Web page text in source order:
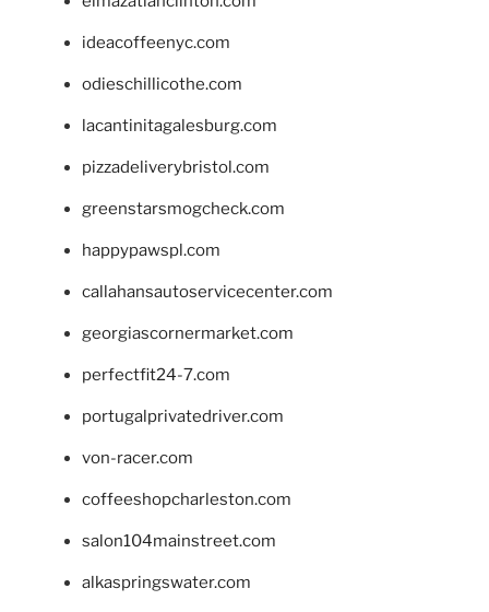
ideacoffeenyc.com
odieschillicothe.com
lacantinitagalesburg.com
pizzadeliverybristol.com
greenstarsmogcheck.com
happypawspl.com
callahansautoservicecenter.com
georgiascornermarket.com
perfectfit24-7.com
portugalprivatedriver.com
von-racer.com
coffeeshopcharleston.com
salon104mainstreet.com
alkaspringswater.com